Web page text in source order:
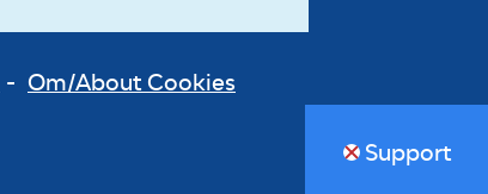
- Om/About Cookies
Support